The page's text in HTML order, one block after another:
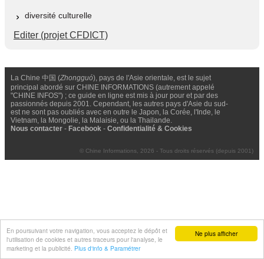
Ne plus afficher
En poursuivant votre navigation, vous acceptez le dépôt et
l'utilisation de cookies et autres traceurs pour l'analyse, le
marketing et la publicité. Plus d'info & Paramétrer
diversité culturelle
Editer (projet CFDICT)
La Chine 中国 (Zhongguó), pays de l'Asie orientale, est le sujet
principal abordé sur CHINE INFORMATIONS (autrement appelé
"CHINE INFOS") ; ce guide en ligne est mis à jour pour et par des
passionnés depuis 2001. Cependant, les autres pays d'Asie du sud-
est ne sont pas oubliés avec en outre le Japon, la Corée, l'Inde, le
Vietnam, la Mongolie, la Malaisie, ou la Thailande.
Nous contacter - Facebook - Confidentialité & Cookies
© Chine Informations, 2026 - Tous droits réservés (depuis 2001)